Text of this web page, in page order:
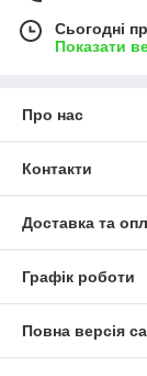
Сьогодні
Показати
Про нас
Контакти
Доставка та
Графік роботи
Повна версія